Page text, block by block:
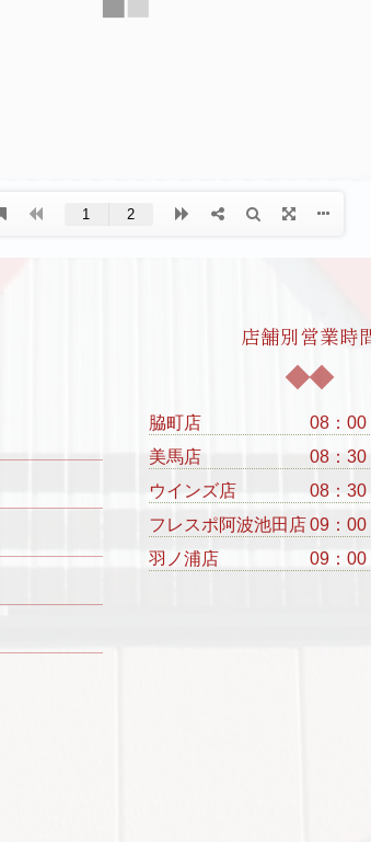
店舗別営業時
脇町店
08：00
美馬店
08：30
ウインズ店
08：30
フレスポ阿波池田店09：00
羽ノ浦店
09：00